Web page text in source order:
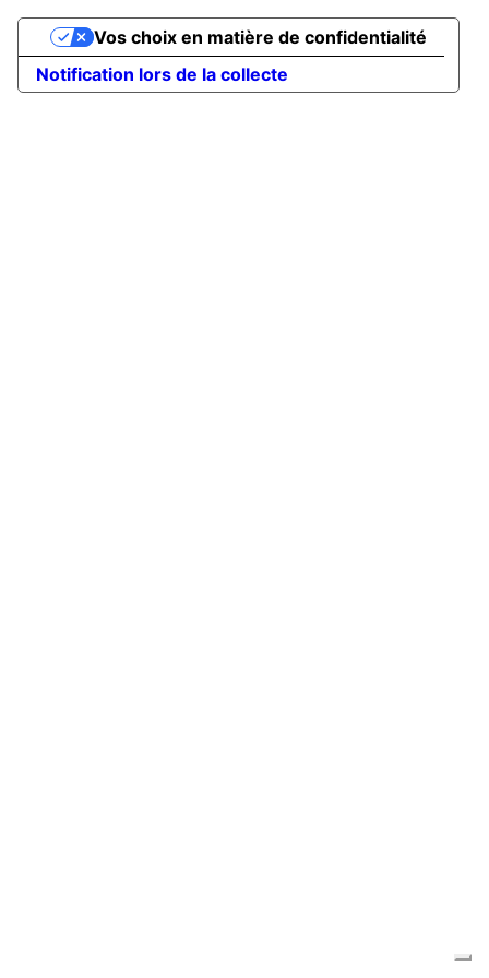
Notification lors de la collecte
Vos choix en matière de confidentialité